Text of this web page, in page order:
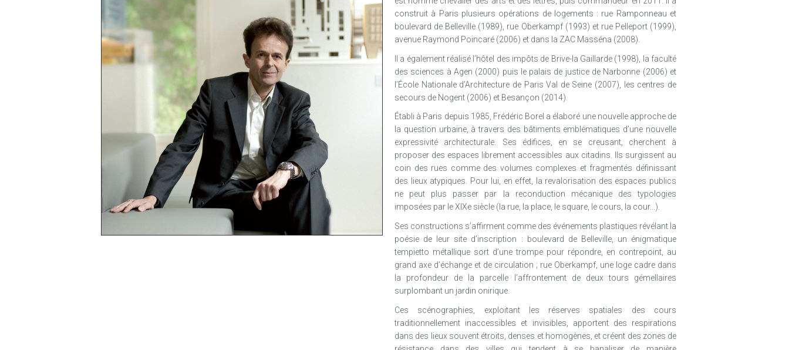
construit à Paris plusieurs opérations de logements : rue Ramponneau et
boulevard de Belleville (1989), rue Oberkampf (1993) et rue Pelleport (1999),
avenue Raymond Poincaré (2006) et dans la ZAC Masséna (2008).
Il a également réalisé l’hôtel des impôts de Brive-la Gaillarde (1998), la faculté
des sciences à Agen (2000) puis le palais de justice de Narbonne (2006) et
l’École Nationale d’Architecture de Paris Val de Seine (2007), les centres de
secours de Nogent (2006) et Besançon (2014).
Établi à Paris depuis 1985, Frédéric Borel a élaboré une nouvelle approche de
la question urbaine, à travers des bâtiments emblématiques d’une nouvelle
expressivité architecturale. Ses édifices, en se creusant, cherchent à
proposer des espaces librement accessibles aux citadins. Ils surgissent au
coin des rues comme des volumes complexes et fragmentés définissant
des lieux atypiques. Pour lui, en effet, la revalorisation des espaces publics
ne peut plus passer par la reconduction mécanique des typologies
imposées par le XIXe siècle (la rue, la place, le square, le cours, la cour...).
Ses constructions s’affirment comme des événements plastiques révélant la
poésie de leur site d’inscription : boulevard de Belleville, un énigmatique
tempietto métallique sort d’une trompe pour répondre, en contrepoint, au
grand axe d’échange et de circulation ; rue Oberkampf, une loge cadre dans
la profondeur de la parcelle l’affrontement de deux tours gémellaires
surplombant un jardin onirique.
Ces scénographies, exploitant les réserves spatiales des cours
traditionnellement inaccessibles et invisibles, apportent des respirations
dans des lieux souvent étroits, denses et homogènes, et créent des zones de